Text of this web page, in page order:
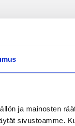
ja mainosten
sivustoamme.